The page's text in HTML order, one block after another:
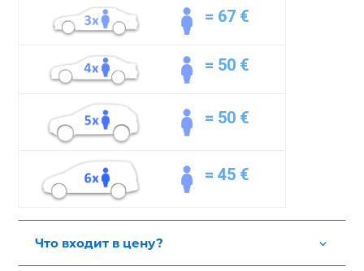
= 67 €
= 50 €
= 50 €
=45 €
Что входит в цену?